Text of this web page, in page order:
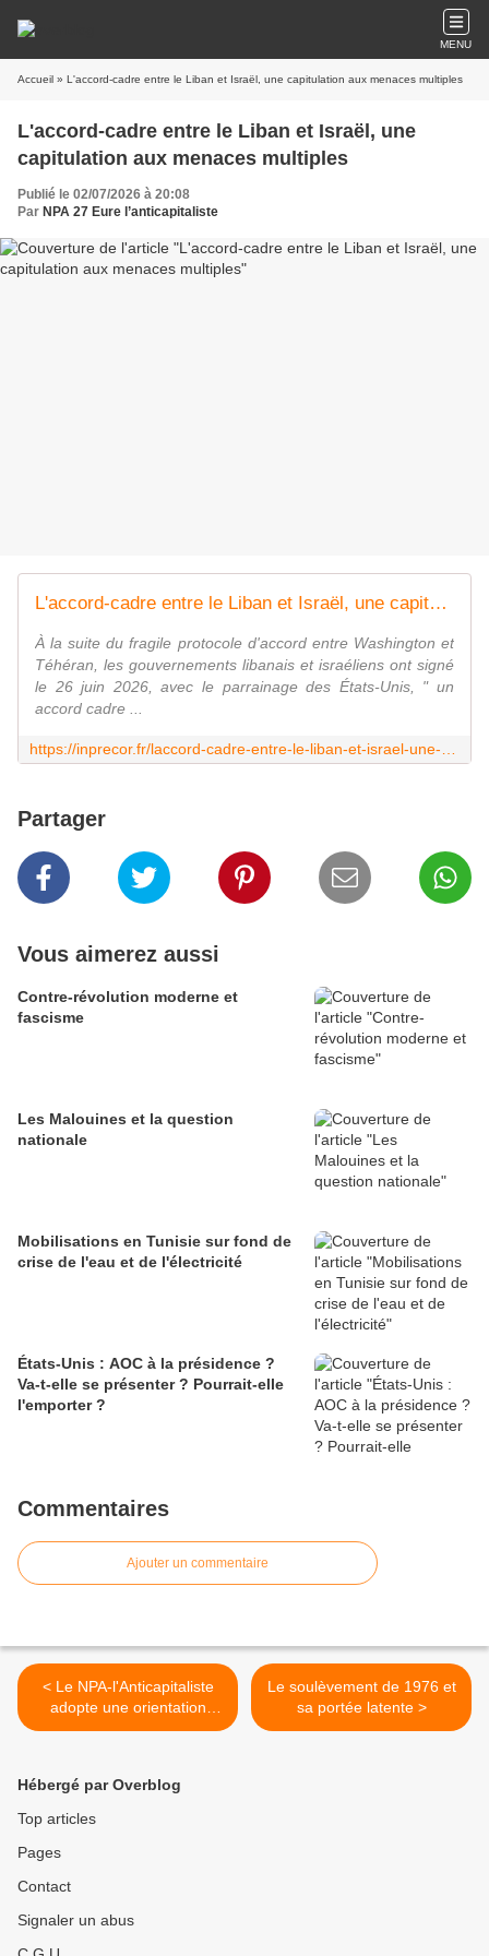
MENU
Accueil » L'accord-cadre entre le Liban et Israël, une capitulation aux menaces multiples
L'accord-cadre entre le Liban et Israël, une
capitulation aux menaces multiples
Publié le 02/07/2026 à 20:08
Par NPA 27 Eure l’anticapitaliste
L'accord-cadre entre le Liban et Israël, une capitulation aux menaces multiples
À la suite du fragile protocole d'accord entre Washington et
Téhéran, les gouvernements libanais et israéliens ont signé
le 26 juin 2026, avec le parrainage des États-Unis, " un
accord cadre ...
Partager
Vous aimerez aussi
Contre-révolution moderne et
fascisme
Les Malouines et la question
nationale
Mobilisations en Tunisie sur fond de
crise de l'eau et de l'électricité
États-Unis : AOC à la présidence ?
Va-t-elle se présenter ? Pourrait-elle
l'emporter ?
Commentaires
Ajouter un commentaire
< Le NPA-l'Anticapitaliste
adopte une orientation
commune pour 2027
Le soulèvement de 1976 et
sa portée latente >
Hébergé par Overblog
Top articles
Pages
Contact
Signaler un abus